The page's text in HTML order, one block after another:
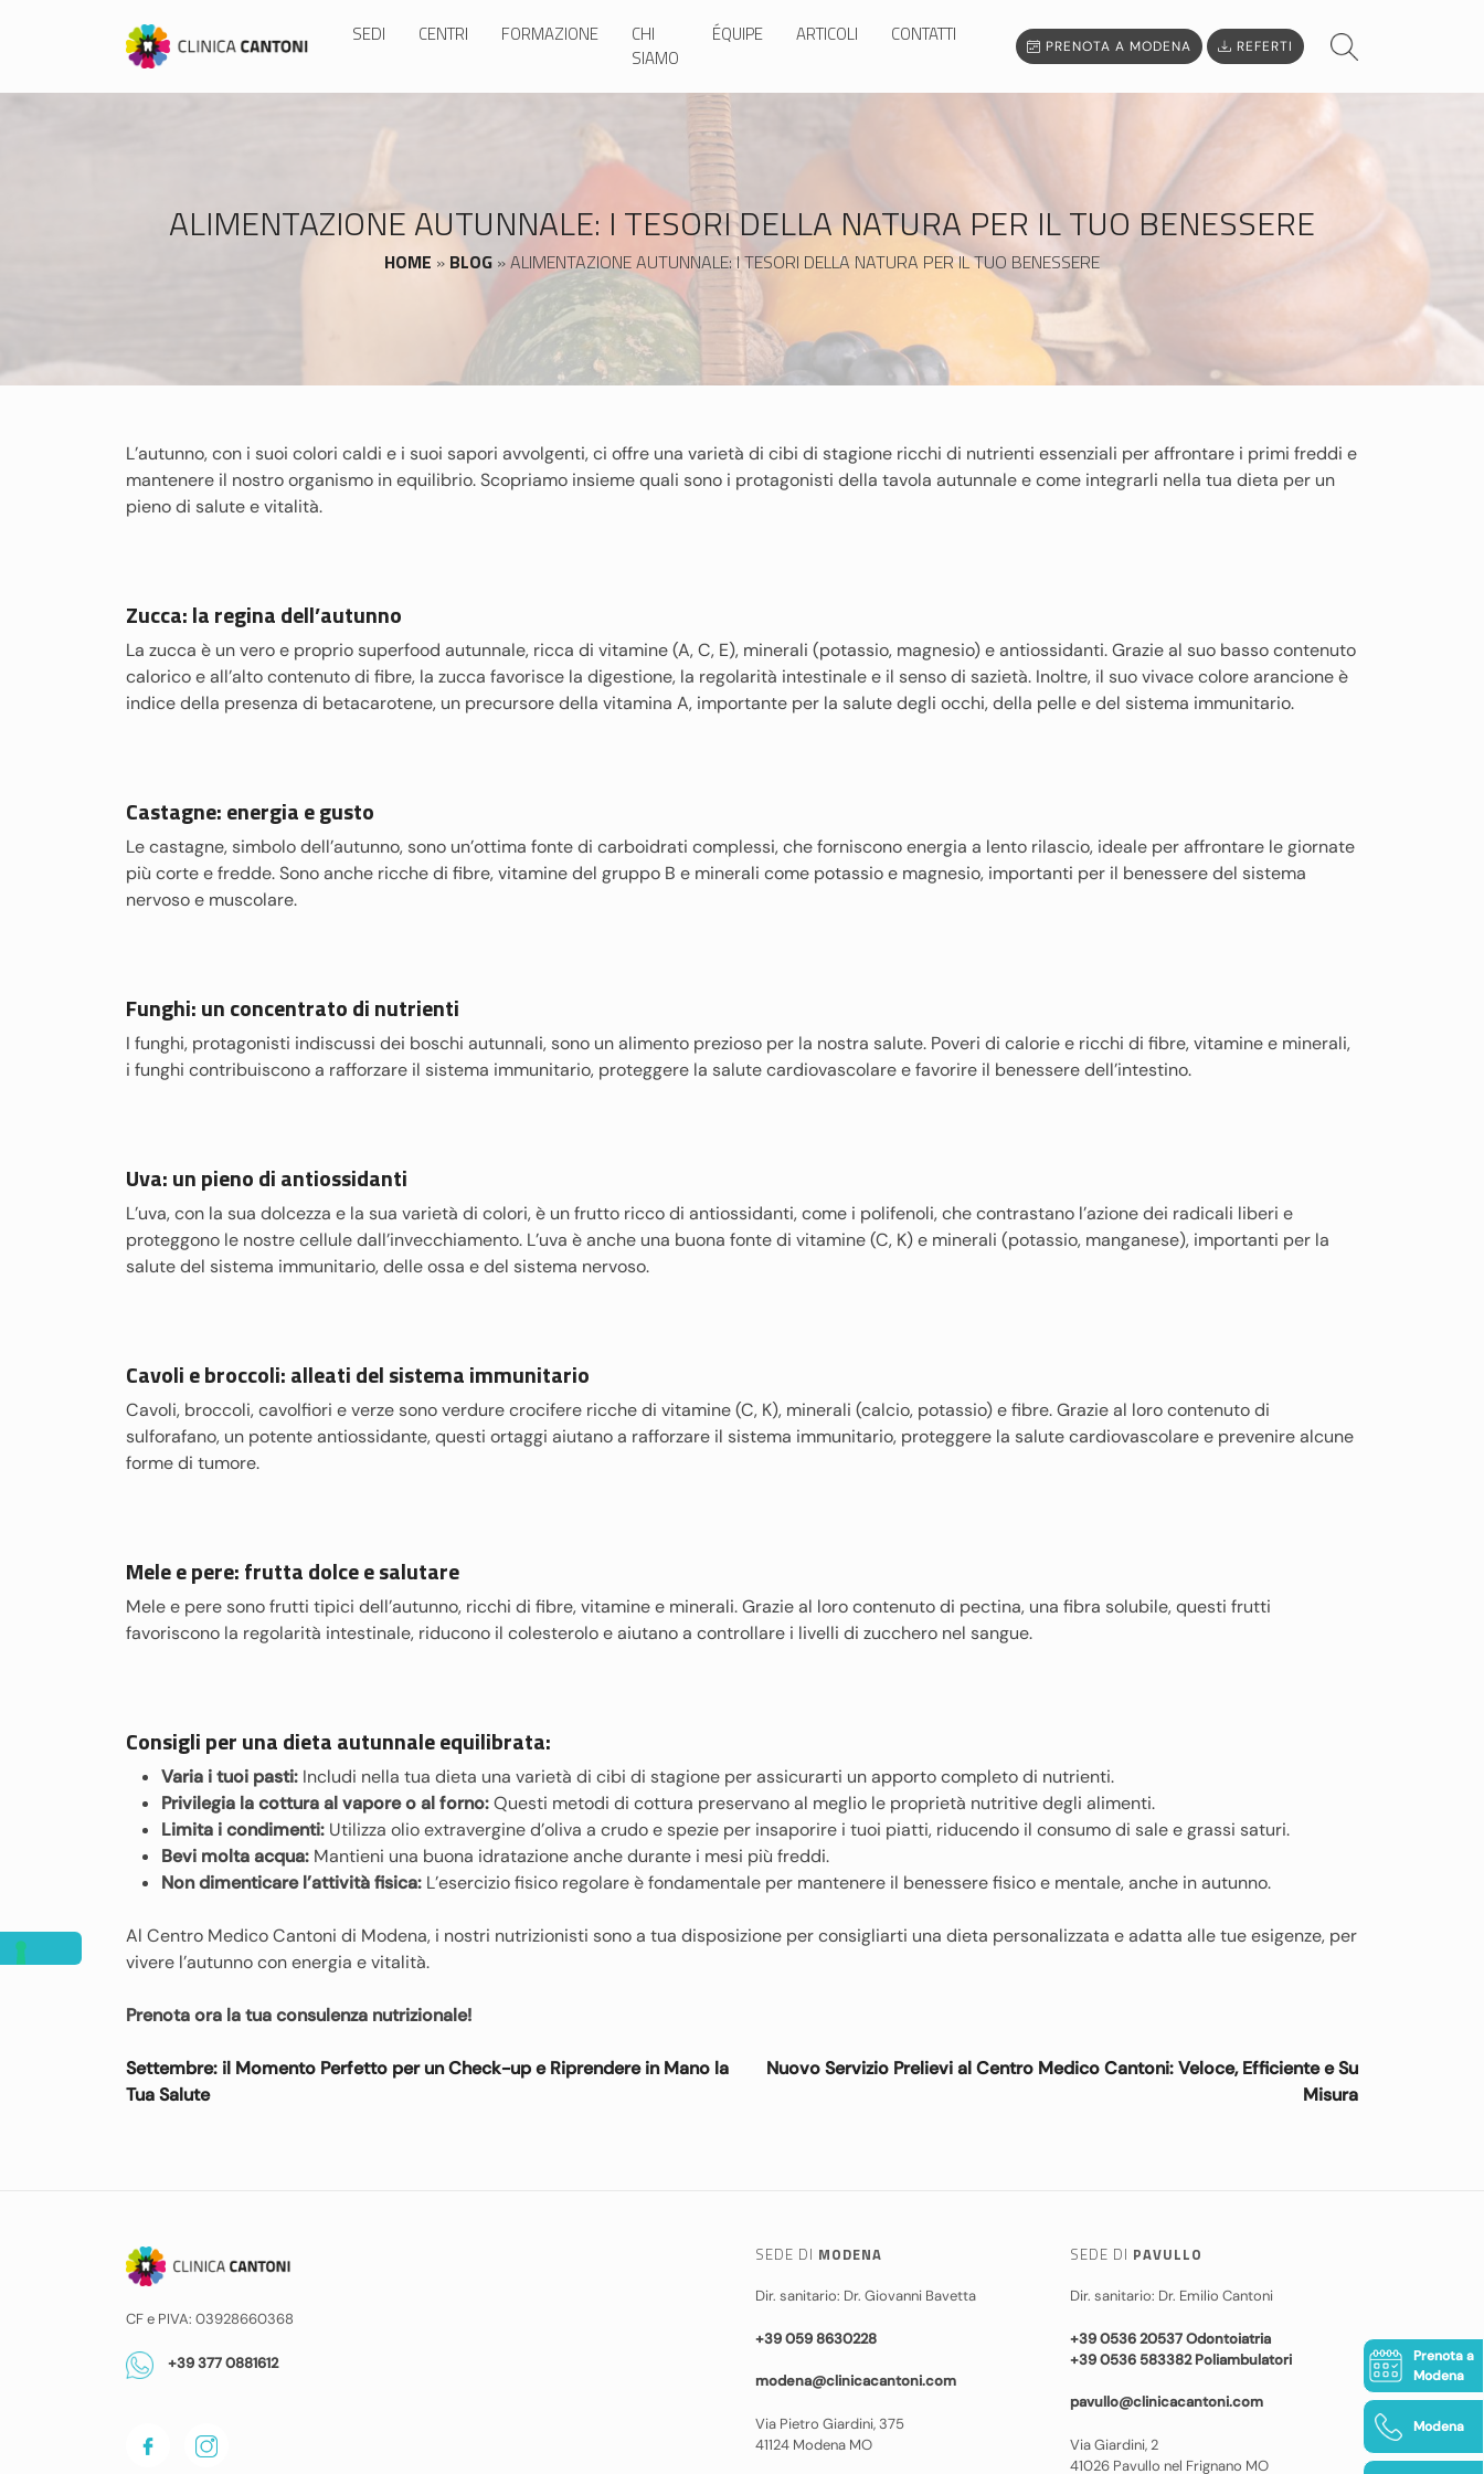
Prenota a
Modena
Modena
SEDI CENTRI FORMAZIONE
CHI
SIAMO
ÉQUIPE ARTICOLI CONTATTI
PRENOTA A MODENA REFERTI
ALIMENTAZIONE AUTUNNALE: I TESORI DELLA NATURA PER IL TUO BENESSERE
HOME » BLOG »ALIMENTAZIONE AUTUNNALE: I TESORI DELLA NATURA PER IL TUO BENESSERE
L’autunno, con i suoi colori caldi e i suoi sapori avvolgenti, ci offre una varietà di cibi di stagione ricchi di nutrienti essenziali per affrontare i primi freddi e
mantenere il nostro organismo in equilibrio. Scopriamo insieme quali sono i protagonisti della tavola autunnale e come integrarli nella tua dieta per un
pieno di salute e vitalità.
Zucca: la regina dell’autunno
La zucca è un vero e proprio superfood autunnale, ricca di vitamine (A, C, E), minerali (potassio, magnesio) e antiossidanti. Grazie al suo basso contenuto
calorico e all’alto contenuto di fibre, la zucca favorisce la digestione, la regolarità intestinale e il senso di sazietà. Inoltre, il suo vivace colore arancione è
indice della presenza di betacarotene, un precursore della vitamina A, importante per la salute degli occhi, della pelle e del sistema immunitario.
Castagne: energia e gusto
Le castagne, simbolo dell’autunno, sono un’ottima fonte di carboidrati complessi, che forniscono energia a lento rilascio, ideale per affrontare le giornate
più corte e fredde. Sono anche ricche di fibre, vitamine del gruppo B e minerali come potassio e magnesio, importanti per il benessere del sistema
nervoso e muscolare.
Funghi: un concentrato di nutrienti
I funghi, protagonisti indiscussi dei boschi autunnali, sono un alimento prezioso per la nostra salute. Poveri di calorie e ricchi di fibre, vitamine e minerali,
i funghi contribuiscono a rafforzare il sistema immunitario, proteggere la salute cardiovascolare e favorire il benessere dell’intestino.
Uva: un pieno di antiossidanti
L’uva, con la sua dolcezza e la sua varietà di colori, è un frutto ricco di antiossidanti, come i polifenoli, che contrastano l’azione dei radicali liberi e
proteggono le nostre cellule dall’invecchiamento. L’uva è anche una buona fonte di vitamine (C, K) e minerali (potassio, manganese), importanti per la
salute del sistema immunitario, delle ossa e del sistema nervoso.
Cavoli e broccoli: alleati del sistema immunitario
Cavoli, broccoli, cavolfiori e verze sono verdure crocifere ricche di vitamine (C, K), minerali (calcio, potassio) e fibre. Grazie al loro contenuto di
sulforafano, un potente antiossidante, questi ortaggi aiutano a rafforzare il sistema immunitario, proteggere la salute cardiovascolare e prevenire alcune
forme di tumore.
Mele e pere: frutta dolce e salutare
Mele e pere sono frutti tipici dell’autunno, ricchi di fibre, vitamine e minerali. Grazie al loro contenuto di pectina, una fibra solubile, questi frutti
favoriscono la regolarità intestinale, riducono il colesterolo e aiutano a controllare i livelli di zucchero nel sangue.
Consigli per una dieta autunnale equilibrata:
Varia i tuoi pasti: Includi nella tua dieta una varietà di cibi di stagione per assicurarti un apporto completo di nutrienti.
Privilegia la cottura al vapore o al forno:Questi metodi di cottura preservano al meglio le proprietà nutritive degli alimenti.
Limita i condimenti: Utilizza olio extravergine d’oliva a crudo e spezie per insaporire i tuoi piatti, riducendo il consumo di sale e grassi saturi.
Bevi molta acqua: Mantieni una buona idratazione anche durante i mesi più freddi.
Non dimenticare l’attività fisica: L’esercizio fisico regolare è fondamentale per mantenere il benessere fisico e mentale, anche in autunno.
Al Centro Medico Cantoni di Modena, i nostri nutrizionisti sono a tua disposizione per consigliarti una dieta personalizzata e adatta alle tue esigenze, per
vivere l’autunno con energia e vitalità.
Prenota ora la tua consulenza nutrizionale!
Navigazione
articoli
Settembre: il Momento Perfetto per un Check-up e Riprendere in Mano la
Tua Salute
Nuovo Servizio Prelievi al Centro Medico Cantoni: Veloce, Efficiente e Su
Misura
CF e PIVA: 03928660368
+39 377 0881612
SEDE DI MODENA
Dir. sanitario: Dr. Giovanni Bavetta
+39 059 8630228
modena@clinicacantoni.com
Via Pietro Giardini, 375
41124 Modena MO
SEDE DI PAVULLO
Dir. sanitario: Dr. Emilio Cantoni
+39 0536 20537 Odontoiatria
+39 0536 583382 Poliambulatori
pavullo@clinicacantoni.com
Via Giardini, 2
41026 Pavullo nel Frignano MO